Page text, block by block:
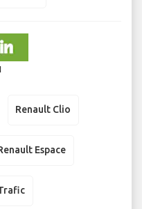
Renault Clio
Espace